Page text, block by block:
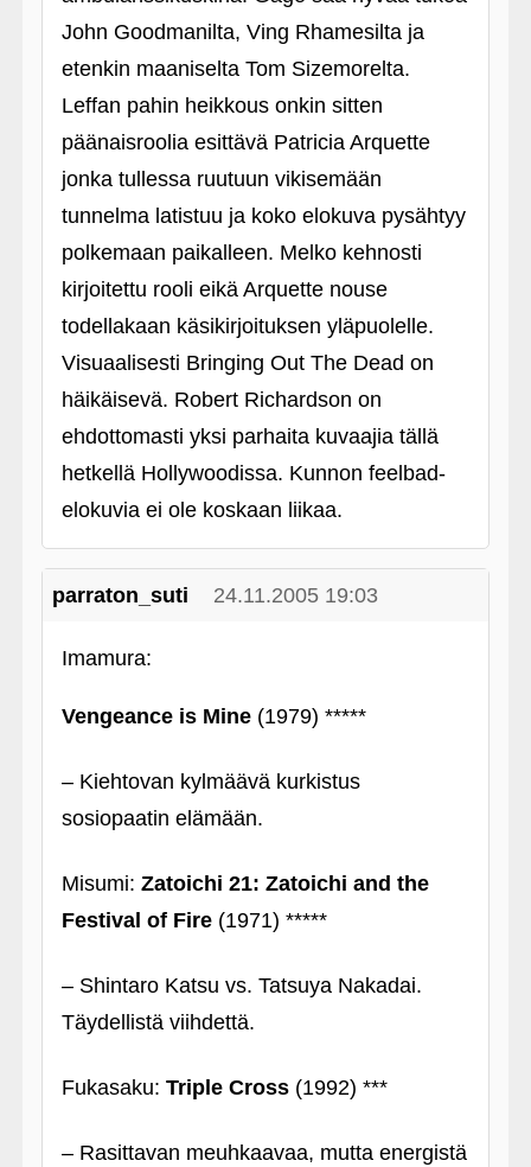
John Goodmanilta, Ving Rhamesilta ja
etenkin maaniselta Tom Sizemorelta.
Leffan pahin heikkous onkin sitten
päänaisroolia esittävä Patricia Arquette
jonka tullessa ruutuun vikisemään
tunnelma latistuu ja koko elokuva pysähtyy
polkemaan paikalleen. Melko kehnosti
kirjoitettu rooli eikä Arquette nouse
todellakaan käsikirjoituksen yläpuolelle.
Visuaalisesti Bringing Out The Dead on
häikäisevä. Robert Richardson on
ehdottomasti yksi parhaita kuvaajia tällä
hetkellä Hollywoodissa. Kunnon feelbad-
elokuvia ei ole koskaan liikaa.
parraton_suti 24.11.2005 19:03
Imamura:
Vengeance is Mine(1979) *****
– Kiehtovan kylmäävä kurkistus
sosiopaatin elämään.
Misumi: Zatoichi 21: Zatoichi and the
Festival of Fire(1971) *****
– Shintaro Katsu vs. Tatsuya Nakadai.
Täydellistä viihdettä.
Fukasaku: Triple Cross(1992) ***
– Rasittavan meuhkaavaa, mutta energistä